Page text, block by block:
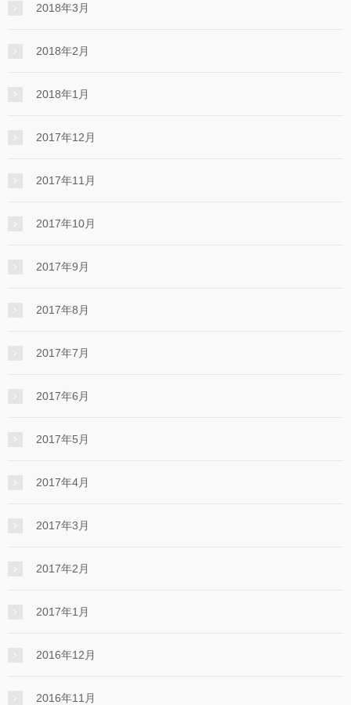
2018年3月
2018年2月
2018年1月
2017年12月
2017年11月
2017年10月
2017年9月
2017年8月
2017年7月
2017年6月
2017年5月
2017年4月
2017年3月
2017年2月
2017年1月
2016年12月
2016年11月